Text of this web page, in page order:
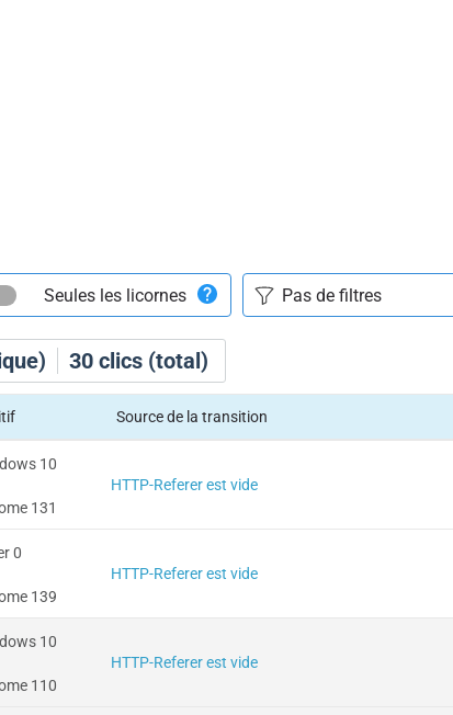
30 clics (total)
Seules les licornes
Source de la transition
10
131
HTTP-Referer est vide
0
139
HTTP-Referer est vide
10
110
HTTP-Referer est vide